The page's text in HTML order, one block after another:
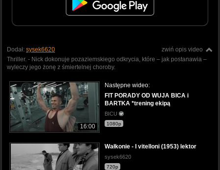
zwiń opis video
Dodał: sysek6620
Thriller. - Nick dokonuje pozaziemskiego odkrycia, które – jak postanawia –
wyleczy jego żonę z śmiertelnej choroby.
16:00
Następne wideo:
FIT PORADY OD WUJA BICA i
BARTKA *trening ekipą
BICU
1080p
Wałkonie - I vitelloni (1953) lektor
sysek6620
720p